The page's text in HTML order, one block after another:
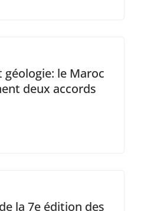
géologie: le Maroc
deux accords
la 7e édition des